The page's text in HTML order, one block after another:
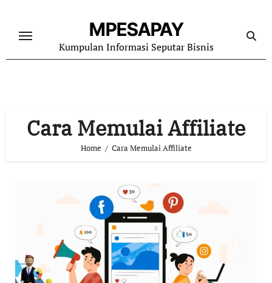
content
MPESAPAY
Kumpulan Informasi Seputar Bisnis
Cara Memulai Affiliate
Home Cara Memulai Affiliate